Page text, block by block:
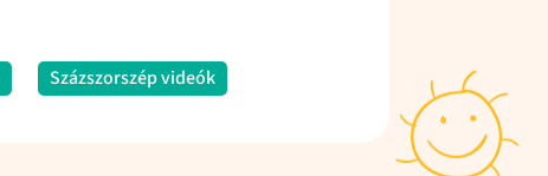
Százszorszép videók